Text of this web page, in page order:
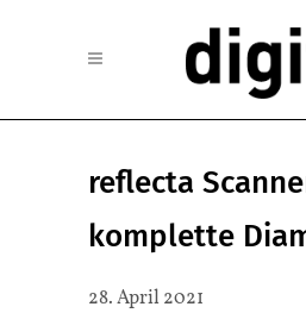
reflecta
komplette
28. April 2021